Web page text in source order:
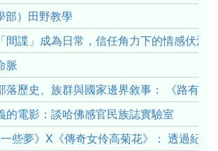
部）田野教學
間諜」成為日常，信任角力下的情感伏流
脈
落歷史、族群與國家邊界敘事： 《路有
的電影：談哈佛感官民族誌實驗室
一些夢》X《傳奇女伶高菊花》： 透過紀